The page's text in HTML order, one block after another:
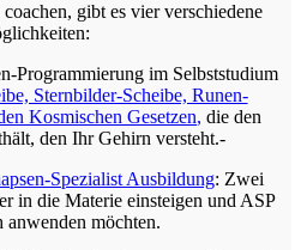
gibt es vier verschiedene
Programmierung im Selbststudium
Sternbilder-Scheibe, Runen-
Kosmischen Gesetzen, die den
den Ihr Gehirn versteht.-
Spezialist Ausbildung: Zwei
in die Materie einsteigen und ASP
anwenden möchten.